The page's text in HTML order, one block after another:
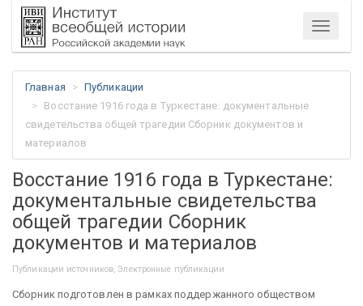
Меню
Главная
Публикации
Восстание 1916 года в Туркестане: документальные
свидетельства общей трагедии Сборник документов и
материалов
Восстание 1916 года в Туркестане:
документальные свидетельства
общей трагедии Сборник
документов и материалов
Публикации источников, Электронные публикации
Сборник подготовлен в рамках поддержанного обществом